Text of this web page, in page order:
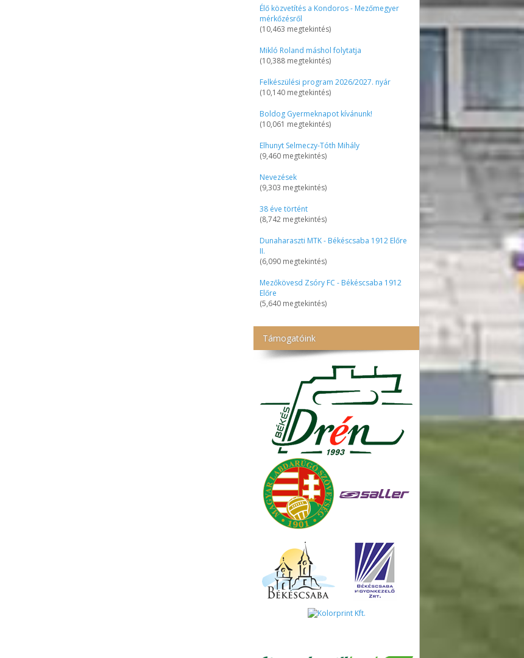
Élő közvetítés a Kondoros - Mezőmegyer
mérkőzésről
(10,463 megtekintés)
Mikló Roland máshol folytatja
(10,388 megtekintés)
Felkészülési program 2026/2027. nyár
(10,140 megtekintés)
Boldog Gyermeknapot kívánunk!
(10,061 megtekintés)
Elhunyt Selmeczy-Tóth Mihály
(9,460 megtekintés)
Nevezések
(9,303 megtekintés)
38 éve történt
(8,742 megtekintés)
Dunaharaszti MTK - Békéscsaba 1912 Előre
II.
(6,090 megtekintés)
Mezőkövesd Zsóry FC - Békéscsaba 1912
Előre
(5,640 megtekintés)
Támogatóink